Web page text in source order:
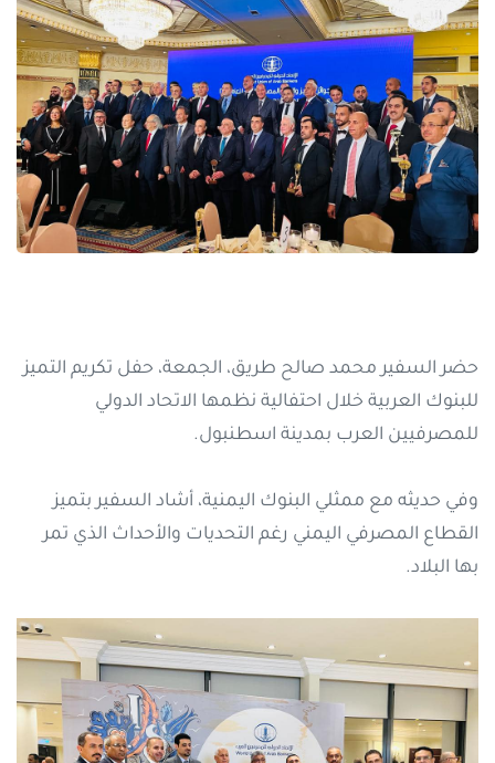
حضر السفير محمد صالح طريق، الجمعة، حفل تكريم التميز
للبنوك العربية خلال احتفالية نظمها الاتحاد الدولي
للمصرفيين العرب بمدينة اسطنبول.
وفي حديثه مع ممثلي البنوك اليمنية، أشاد السفير بتميز
القطاع المصرفي اليمني رغم التحديات والأحداث الذي تمر
بها البلاد.